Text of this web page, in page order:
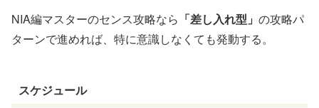
NIA編マスターのセンス攻略なら 「差し入れ型」 の攻略パ
ターンで進めれば、特に意識しなくても発動する。
スケジュール